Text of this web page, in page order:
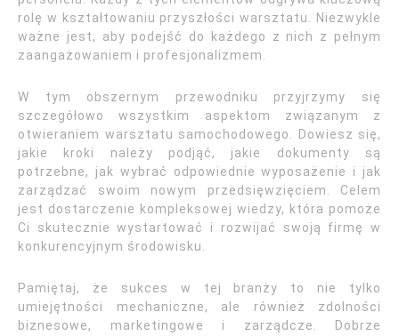
rolę w kształtowaniu przyszłości warsztatu. Niezwykle
ważne jest, aby podejść do każdego z nich z pełnym
zaangażowaniem i profesjonalizmem.
W tym obszernym przewodniku przyjrzymy się
szczegółowo wszystkim aspektom związanym z
otwieraniem warsztatu samochodowego. Dowiesz się,
jakie kroki należy podjąć, jakie dokumenty są
potrzebne, jak wybrać odpowiednie wyposażenie i jak
zarządzać swoim nowym przedsięwzięciem. Celem
jest dostarczenie kompleksowej wiedzy, która pomoże
Ci skutecznie wystartować i rozwijać swoją firmę w
konkurencyjnym środowisku.
Pamiętaj, że sukces w tej branży to nie tylko
umiejętności mechaniczne, ale również zdolności
biznesowe, marketingowe i zarządcze. Dobrze